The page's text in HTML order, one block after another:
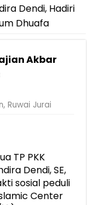
Lansia di
Layak Huni
Penanganan
Tinjau Korban
Adaptif
Dendi, Hadiri
Dhuafa
Akbar
,Ruwai Jurai
TP PKK
Dendi, SE,
sosial peduli
Center